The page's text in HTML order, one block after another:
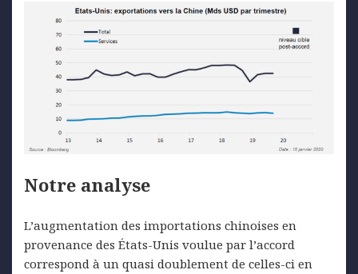
Notre analyse
L’augmentation des importations chinoises en
provenance des États-Unis voulue par l’accord
correspond à un quasi doublement de celles-ci en